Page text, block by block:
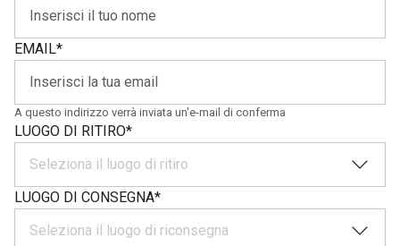
EMAIL*
A questo indirizzo verrà inviata un'e-mail di conferma
LUOGO DI RITIRO*
Seleziona il luogo di ritiro
LUOGO DI CONSEGNA*
Seleziona il luogo di riconsegna